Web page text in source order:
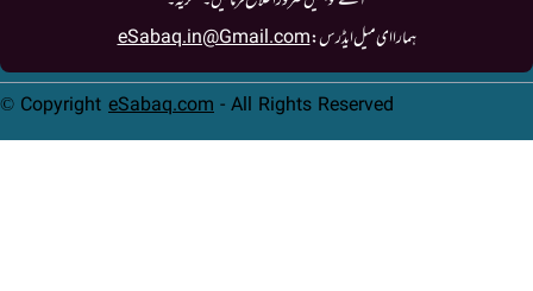
eSabaq.in@Gmail.com
© CopyrighteSabaq.com- All Rights Reserved